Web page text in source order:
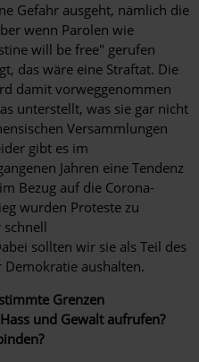
Gefahr ausgeht, nämlich die
wenn Parolen wie
will be free" gerufen
das wäre eine Straftat. Die
damit vorweggenommen
unterstellt, was sie gar nicht
Versammlungen
gibt es im
Jahren eine Tendenz
Bezug auf die Corona-
wurden Proteste zu
sollten wir sie als Teil des
Demokratie aushalten.
Grenzen
und Gewalt aufrufen?